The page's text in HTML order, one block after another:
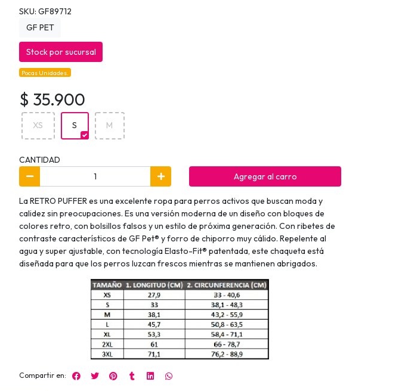
SKU: GF89712
GF PET
Stock por sucursal
Pocas Unidades.
$ 35.900
XS S M
CANTIDAD
Agregar al carro
La RETRO PUFFER es una excelente ropa para perros activos que buscan moda y
calidez sin preocupaciones. Es una versión moderna de un diseño con bloques de
colores retro, con bolsillos falsos y un estilo de próxima generación. Con ribetes de
contraste característicos de GF Pet® y forro de chiporro muy cálido. Repelente al
agua y super ajustable, con tecnología Elasto-Fit® patentada, este chaqueta está
diseñada para que los perros luzcan frescos mientras se mantienen abrigados.
Compartir en: